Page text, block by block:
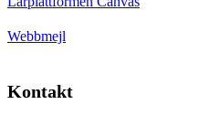
Webbmejl
Kontakt